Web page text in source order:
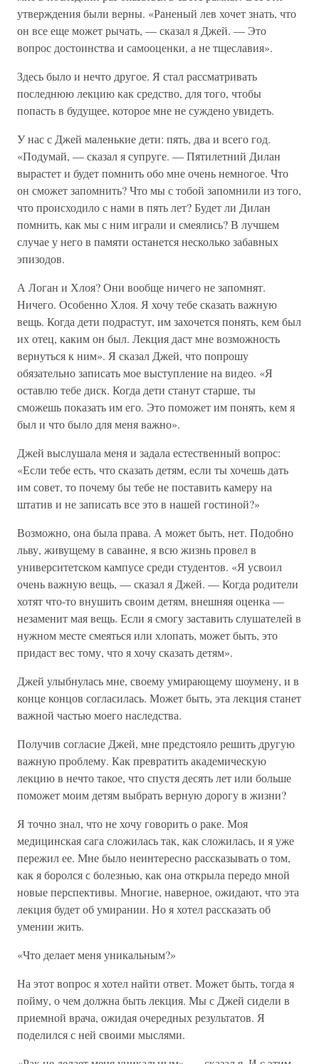
утверждения были верны. «Раненый лев хочет знать, что
он все еще может рычать, — сказал я Джей. — Это
вопрос достоинства и самооценки, а не тщеславия».
Здесь было и нечто другое. Я стал рассматривать
последнюю лекцию как средство, для того, чтобы
попасть в будущее, которое мне не суждено увидеть.
У нас с Джей маленькие дети: пять, два и всего год.
«Подумай, — сказал я супруге. — Пятилетний Дилан
вырастет и будет помнить обо мне очень немногое. Что
он сможет запомнить? Что мы с тобой запомнили из того,
что происходило с нами в пять лет? Будет ли Дилан
помнить, как мы с ним играли и смеялись? В лучшем
случае у него в памяти останется несколько забавных
эпизодов.
А Логан и Хлоя? Они вообще ничего не запомнят.
Ничего. Особенно Хлоя. Я хочу тебе сказать важную
вещь. Когда дети подрастут, им захочется понять, кем был
их отец, каким он был. Лекция даст мне возможность
вернуться к ним». Я сказал Джей, что попрошу
обязательно записать мое выступление на видео. «Я
оставлю тебе диск. Когда дети станут старше, ты
сможешь показать им его. Это поможет им понять, кем я
был и что было для меня важно».
Джей выслушала меня и задала естественный вопрос:
«Если тебе есть, что сказать детям, если ты хочешь дать
им совет, то почему бы тебе не поставить камеру на
штатив и не записать все это в нашей гостиной?»
Возможно, она была права. А может быть, нет. Подобно
льву, живущему в саванне, я всю жизнь провел в
университетском кампусе среди студентов. «Я усвоил
очень важную вещь, — сказал я Джей. — Когда родители
хотят что-то внушить своим детям, внешняя оценка —
незаменит мая вещь. Если я смогу заставить слушателей в
нужном месте смеяться или хлопать, может быть, это
придаст вес тому, что я хочу сказать детям».
Джей улыбнулась мне, своему умирающему шоумену, и в
конце концов согласилась. Может быть, эта лекция станет
важной частью моего наследства.
Получив согласие Джей, мне предстояло решить другую
важную проблему. Как превратить академическую
лекцию в нечто такое, что спустя десять лет или больше
поможет моим детям выбрать верную дорогу в жизни?
Я точно знал, что не хочу говорить о раке. Моя
медицинская сага сложилась так, как сложилась, и я уже
пережил ее. Мне было неинтересно рассказывать о том,
как я боролся с болезнью, как она открыла передо мной
новые перспективы. Многие, наверное, ожидают, что эта
лекция будет об умирании. Но я хотел рассказать об
умении жить.
«Что делает меня уникальным?»
На этот вопрос я хотел найти ответ. Может быть, тогда я
пойму, о чем должна быть лекция. Мы с Джей сидели в
приемной врача, ожидая очередных результатов. Я
поделился с ней своими мыслями.